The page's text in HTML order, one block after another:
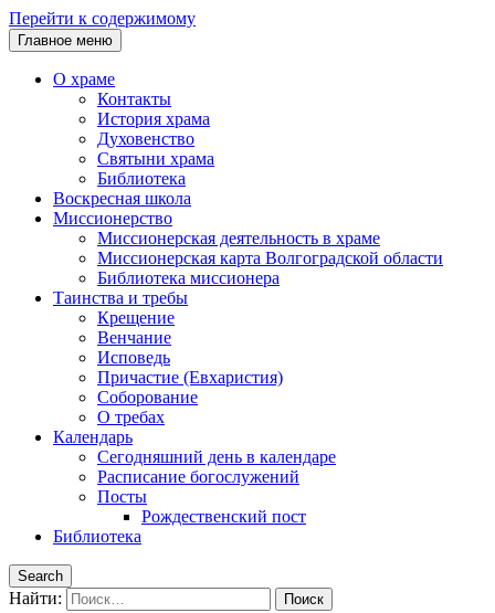
Перейти к содержимому
Главное меню
О храме
Контакты
История храма
Духовенство
Святыни храма
Библиотека
Воскресная школа
Миссионерство
Миссионерская деятельность в храме
Миссионерская карта Волгоградской области
Библиотека миссионера
Таинства и требы
Крещение
Венчание
Исповедь
Причастие (Евхаристия)
Соборование
О требах
Календарь
Сегодняшний день в календаре
Расписание богослужений
Посты
Рождественский пост
Библиотека
Search
Найти: